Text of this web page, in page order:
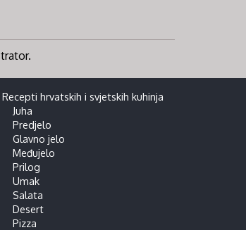
Recepti hrvatskih i svjetskih kuhinja
Juha
Predjelo
Glavno jelo
Međujelo
Prilog
Umak
Salata
Desert
Pizza